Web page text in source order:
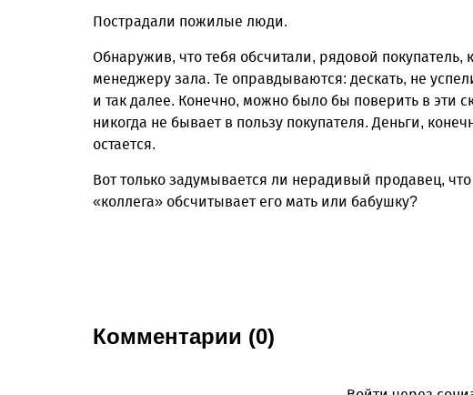
Пострадали пожилые люди.
Обнаружив, что тебя обсчитали, рядовой покупатель,
менеджеру зала. Те оправдываются: дескать, не
и так далее. Конечно, можно было бы поверить в эти
никогда не бывает в пользу покупателя. Деньги,
остается.
Вот только задумывается ли нерадивый продавец,
«коллега» обсчитывает его мать или бабушку?
Комментарии (0)